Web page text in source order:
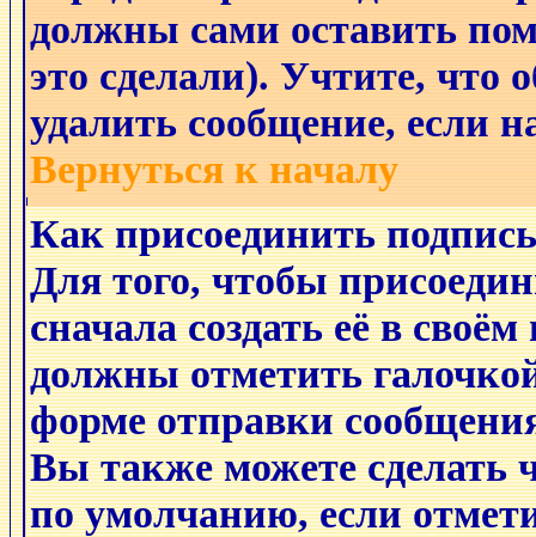
должны сами оставить
это сделали). Учтите, что
удалить сообщение, если
Вернуться к началу
Как присоединить
Для того, чтобы
сначала создать её в
должны отметить
форме отправки
Вы также можете сделать
по умолчанию, если